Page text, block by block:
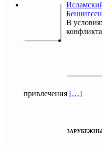
В
привлечения […]